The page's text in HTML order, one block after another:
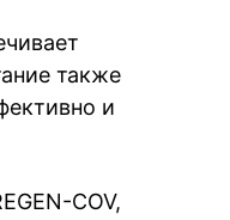
также
и
COV,